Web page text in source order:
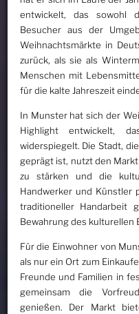
entwickelt, das sowohl
Besucher aus der
Weihnachtsmärkte in
zurück, als sie als
Menschen mit
für die kalte Jahreszeit
In Munster hat sich der
Highlight entwickelt,
widerspiegelt. Die Stadt,
geprägt ist, nutzt den
zu stärken und die
Handwerker und Künstler
traditioneller Handarbeit
Bewahrung des kulturellen
Für die Einwohner von
als nur ein Ort zum
Freunde und Familien in
gemeinsam die
genießen. Der Markt